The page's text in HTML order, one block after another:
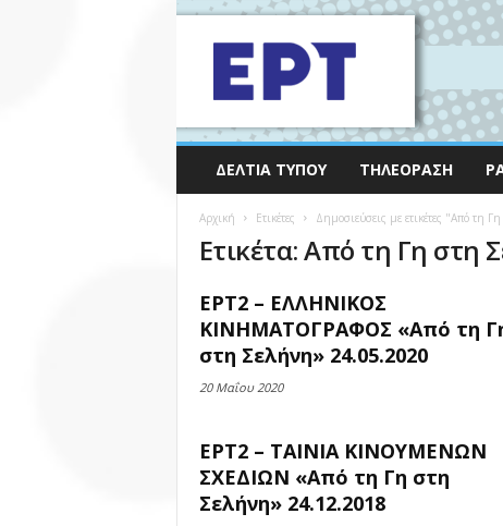
ΔΕΛΤΊΑ ΤΎΠΟΥ ΤΗΛΕΌΡΑΣΗ
Αρχική Ετικέτες Δημοσιεύσεις με ετικέτες "Από τη
Ετικέτα: Από τη Γη στη
ΕΡΤ2 – ΕΛΛΗΝΙΚΟΣ
ΚΙΝΗΜΑΤΟΓΡΑΦΟΣ «Από τη
στη Σελήνη» 24.05.2020
20 Μαΐου 2020
ΕΡΤ2 – ΤΑΙΝΙΑ ΚΙΝΟΥΜΕΝΩΝ
ΣΧΕΔΙΩΝ «Από τη Γη στη
Σελήνη» 24.12.2018